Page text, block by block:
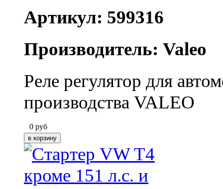
Артикул: 599316
Производитель: Valeo
Реле регулятор для
производства VALEO
0 руб